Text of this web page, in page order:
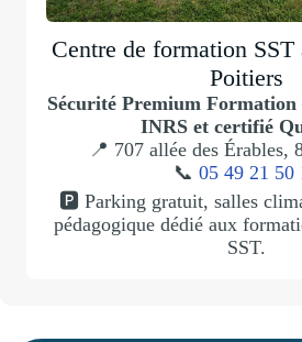
Centre de formation
Poitiers
Sécurité Premium
INRS et certifié
📍 707 allée des Érables,
📞 05 49 21 50
🅿️ Parking gratuit, salles
pédagogique dédié aux
SST.